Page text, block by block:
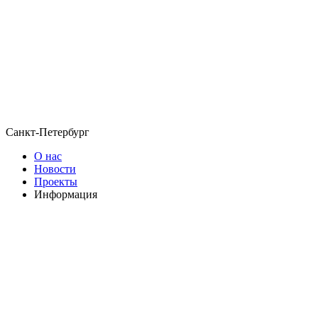
Санкт-Петербург
О нас
Новости
Проекты
Информация